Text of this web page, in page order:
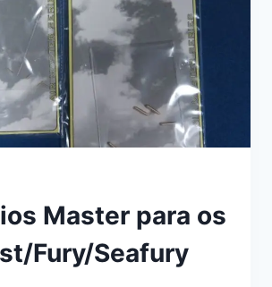
Master para os
Fury/Seafury